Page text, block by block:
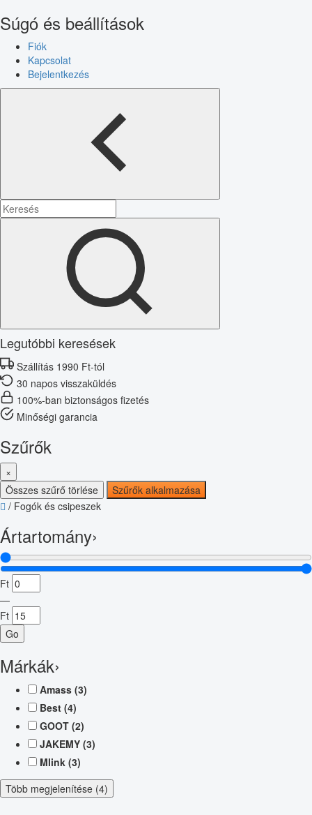
Súgó és beállítások
Fiók
Kapcsolat
Bejelentkezés
Legutóbbi keresések
Szállítás 1990 Ft-tól
30 napos visszaküldés
100%-ban biztonságos fizetés
Minőségi garancia
Szűrők
×
Összes szűrő törlése
Szűrők alkalmazása
/ Fogók és csipeszek
Ártartomány›
Ft
—
Ft
Go
Márkák›
Amass (3)
Best (4)
GOOT (2)
JAKEMY (3)
Mlink (3)
Több megjelenítése (4)